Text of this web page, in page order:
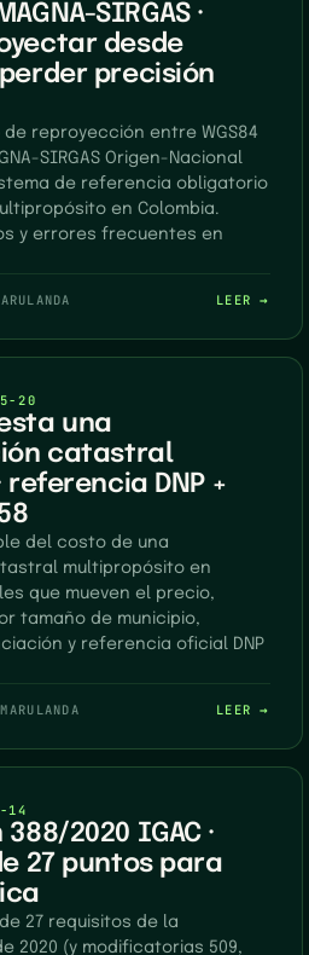
SIRGAS ·
desde
perder precisión
de reproyección entre WGS84
SIRGAS Origen-Nacional
de referencia obligatorio
en Colombia.
y errores frecuentes en
LEER →
20
una
catastral
referencia DNP +
del costo de una
multipropósito en
que mueven el precio,
tamaño de municipio,
y referencia oficial DNP
LEER →
14
2020 IGAC ·
27 puntos para
27 requisitos de la
2020 (y modificatorias 509,